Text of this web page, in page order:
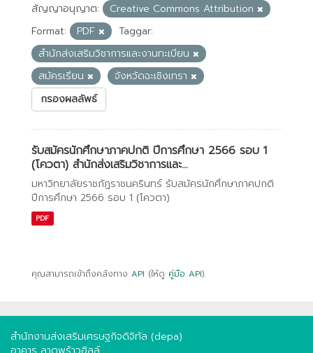
สัญญาอนุญาต:
Creative Commons Attribution
Format:
PDF
Taggar:
สำนักส่งเสริมวิชาการและงานทะเบียน
สมัครเรียน
จังหวัดฉะเชิงเทรา
กรองผลลัพธ์
รับสมัครนักศึกษาภาคปกติ ปีการศึกษา 2566 รอบ 1
(โควตา) สำนักส่งเสริมวิชาการและ...
มหาวิทยาลัยราชภัฏราชนครินทร์ รับสมัครนักศึกษาภาคปกติ
ปีการศึกษา 2566 รอบ 1 (โควตา)
PDF
คุณสามารถเข้าถึงคลังทาง API (ให้ดู คู่มือ API).
สำนักงานส่งเสริมเศรษฐกิจดิจิทัล (depa)